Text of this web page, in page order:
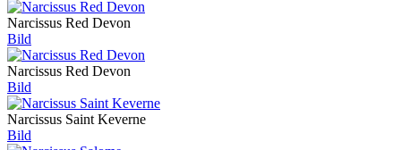
Narcissus Red Devon
Bild
Narcissus Red Devon
Bild
Narcissus Saint Keverne
Bild